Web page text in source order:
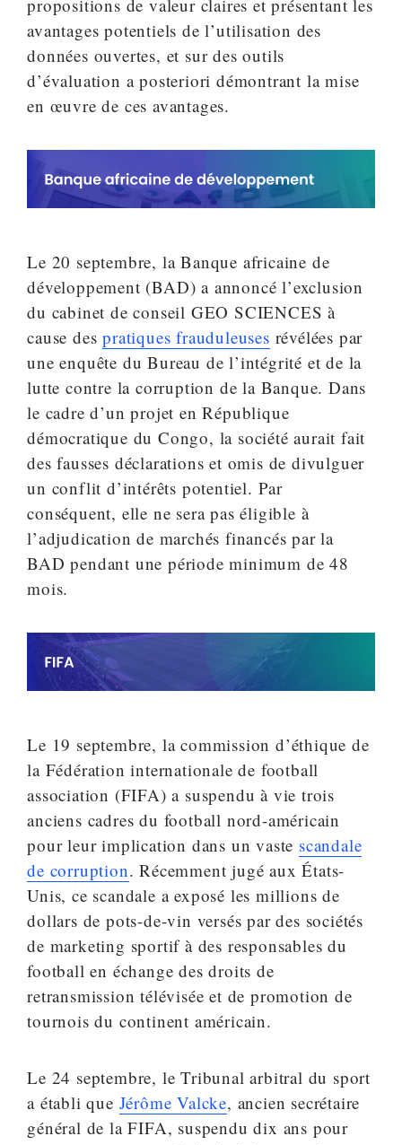
propositions de valeur claires et présentant les
avantages potentiels de l’utilisation des
données ouvertes, et sur des outils
d’évaluation a posteriori démontrant la mise
en œuvre de ces avantages.
Le 20 septembre, la Banque africaine de
développement (BAD) a annoncé l’exclusion
du cabinet de conseil GEO SCIENCES à
cause despratiques frauduleuses révélées par
une enquête du Bureau de l’intégrité et de la
lutte contre la corruption de la Banque. Dans
le cadre d’un projet en République
démocratique du Congo, la société aurait fait
des fausses déclarations et omis de divulguer
un conflit d’intérêts potentiel. Par
conséquent, elle ne sera pas éligible à
l’adjudication de marchés financés par la
BAD pendant une période minimum de 48
mois.
Le 19 septembre, la commission d’éthique de
la Fédération internationale de football
association (FIFA) a suspendu à vie trois
anciens cadres du football nord-américain
pour leur implication dans un vaste scandale
de corruption. Récemment jugé aux États-
Unis, ce scandale a exposé les millions de
dollars de pots-de-vin versés par des sociétés
de marketing sportif à des responsables du
football en échange des droits de
retransmission télévisée et de promotion de
tournois du continent américain.
Le 24 septembre, le Tribunal arbitral du sport
a établi que Jérôme Valcke, ancien secrétaire
général de la FIFA, suspendu dix ans pour